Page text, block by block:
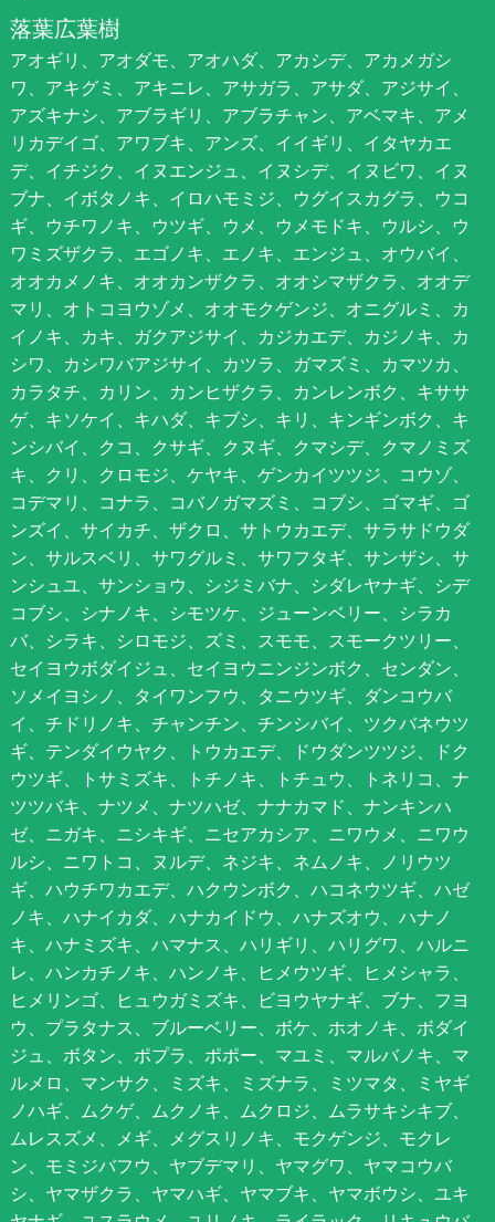
落葉広葉樹
アオギリ、アオダモ、アオハダ、アカシデ、アカメガシ
ワ、アキグミ、アキニレ、アサガラ、アサダ、アジサイ、
アズキナシ、アブラギリ、アブラチャン、アベマキ、アメ
リカデイゴ、アワブキ、アンズ、イイギリ、イタヤカエ
デ、イチジク、イヌエンジュ、イヌシデ、イヌビワ、イヌ
ブナ、イボタノキ、イロハモミジ、ウグイスカグラ、ウコ
ギ、ウチワノキ、ウツギ、ウメ、ウメモドキ、ウルシ、ウ
ワミズザクラ、エゴノキ、エノキ、エンジュ、オウバイ、
オオカメノキ、オオカンザクラ、オオシマザクラ、オオデ
マリ、オトコヨウゾメ、オオモクゲンジ、オニグルミ、カ
イノキ、カキ、ガクアジサイ、カジカエデ、カジノキ、カ
シワ、カシワバアジサイ、カツラ、ガマズミ、カマツカ、
カラタチ、カリン、カンヒザクラ、カンレンボク、キササ
ゲ、キソケイ、キハダ、キブシ、キリ、キンギンボク、キ
ンシバイ、クコ、クサギ、クヌギ、クマシデ、クマノミズ
キ、クリ、クロモジ、ケヤキ、ゲンカイツツジ、コウゾ、
コデマリ、コナラ、コバノガマズミ、コブシ、ゴマギ、ゴ
ンズイ、サイカチ、ザクロ、サトウカエデ、サラサドウダ
ン、サルスベリ、サワグルミ、サワフタギ、サンザシ、サ
ンシュユ、サンショウ、シジミバナ、シダレヤナギ、シデ
コブシ、シナノキ、シモツケ、ジューンベリー、シラカ
バ、シラキ、シロモジ、ズミ、スモモ、スモークツリー、
セイヨウボダイジュ、セイヨウニンジンボク、センダン、
ソメイヨシノ、タイワンフウ、タニウツギ、ダンコウバ
イ、チドリノキ、チャンチン、チンシバイ、ツクバネウツ
ギ、テンダイウヤク、トウカエデ、ドウダンツツジ、ドク
ウツギ、トサミズキ、トチノキ、トチュウ、トネリコ、ナ
ツツバキ、ナツメ、ナツハゼ、ナナカマド、ナンキンハ
ゼ、ニガキ、ニシキギ、ニセアカシア、ニワウメ、ニワウ
ルシ、ニワトコ、ヌルデ、ネジキ、ネムノキ、ノリウツ
ギ、ハウチワカエデ、ハクウンボク、ハコネウツギ、ハゼ
ノキ、ハナイカダ、ハナカイドウ、ハナズオウ、ハナノ
キ、ハナミズキ、ハマナス、ハリギリ、ハリグワ、ハルニ
レ、ハンカチノキ、ハンノキ、ヒメウツギ、ヒメシャラ、
ヒメリンゴ、ヒュウガミズキ、ビヨウヤナギ、ブナ、フヨ
ウ、プラタナス、ブルーベリー、ボケ、ホオノキ、ボダイ
ジュ、ボタン、ポプラ、ポポー、マユミ、マルバノキ、マ
ルメロ、マンサク、ミズキ、ミズナラ、ミツマタ、ミヤギ
ノハギ、ムクゲ、ムクノキ、ムクロジ、ムラサキシキブ、
ムレスズメ、メギ、メグスリノキ、モクゲンジ、モクレ
ン、モミジバフウ、ヤブデマリ、ヤマグワ、ヤマコウバ
シ、ヤマザクラ、ヤマハギ、ヤマブキ、ヤマボウシ、ユキ